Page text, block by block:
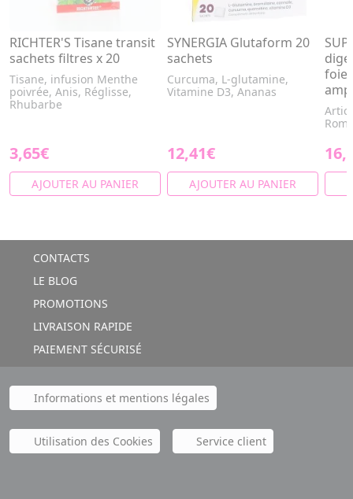
RICHTER'S Tisane transit
sachets filtres x 20
Tisane, infusion Menthe
poivrée, Anis, Réglisse,
Rhubarbe
3,65€
AJOUTER AU PANIER
SYNERGIA Glutaform 20
sachets
Curcuma, L-glutamine,
Vitamine D3, Ananas
12,41€
AJOUTER AU PANIER
foie
CONTACTS
LE BLOG
PROMOTIONS
LIVRAISON RAPIDE
PAIEMENT SÉCURISÉ
Informations et mentions légales
Utilisation des Cookies Service client